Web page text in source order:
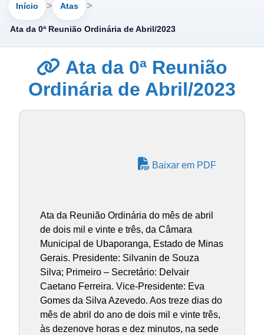
Início Atas
Ata da 0ª Reunião Ordinária de Abril/2023
Ata da 0ª Reunião
Ordinária de Abril/2023
Baixar em PDF
Ata da Reunião Ordinária do mês de abril
de dois mil e vinte e três, da Câmara
Municipal de Ubaporanga, Estado de Minas
Gerais. Presidente: Silvanin de Souza
Silva; Primeiro – Secretário: Delvair
Caetano Ferreira. Vice-Presidente: Eva
Gomes da Silva Azevedo. Aos treze dias do
mês de abril do ano de dois mil e vinte três,
às dezenove horas e dez minutos, na sede